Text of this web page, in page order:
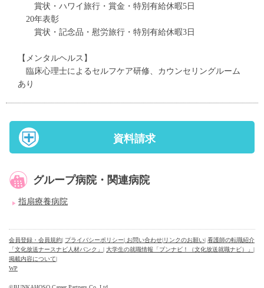
賞状・ハワイ旅行・賞金・特別有給休暇5日
20年表彰
賞状・記念品・慰労旅行・特別有給休暇3日
【メンタルヘルス】
臨床心理士によるセルフケア研修、カウンセリングルーム
あり
資料請求
グループ病院・関連病院
指扇療養病院
会員登録・会員規約| プライバシーポリシー| お問い合わせ|リンクのお願い| 看護師の転職紹介
「文化放送ナースナビ人材バンク」 | 大学生の就職情報「ブンナビ！（文化放送就職ナビ）」 |
掲載内容について|
WP